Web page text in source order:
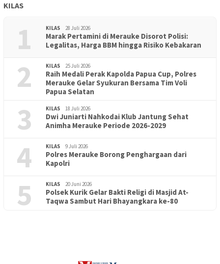
KILAS
1 KILAS 28 Juli 2026
Marak Pertamini di Merauke Disorot Polisi:
Legalitas, Harga BBM hingga Risiko Kebakaran
2 KILAS 25 Juli 2026
Raih Medali Perak Kapolda Papua Cup, Polres
Merauke Gelar Syukuran Bersama Tim Voli
Papua Selatan
3 KILAS 18 Juli 2026
Dwi Juniarti Nahkodai Klub Jantung Sehat
Animha Merauke Periode 2026-2029
4 KILAS 9 Juli 2026
Polres Merauke Borong Penghargaan dari
Kapolri
5 KILAS 20 Juni 2026
Polsek Kurik Gelar Bakti Religi di Masjid At-
Taqwa Sambut Hari Bhayangkara ke-80
PENDIDIKAN 18 Juni 2026
Lepas Puluhan Peserta Didik, TK Yapis 2 Merauke Siapkan